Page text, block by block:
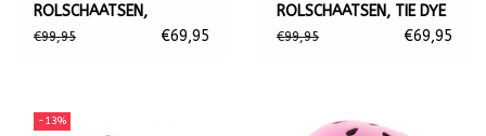
ROLSCHAATSEN,
LEOPARD
€99,95 €69,95
ROLSCHAATSEN, TIE DYE
€99,95 €69,95
-13%